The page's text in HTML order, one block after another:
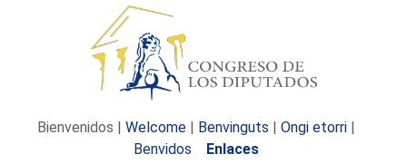
Bienvenidos | Welcome | Benvinguts | Ongi etorri |
Benvidos
Enlaces